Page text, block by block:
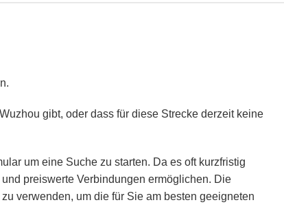
gibt, oder dass für diese Strecke derzeit keine
um eine Suche zu starten. Da es oft kurzfristig
preiswerte Verbindungen ermöglichen. Die
verwenden, um die für Sie am besten geeigneten